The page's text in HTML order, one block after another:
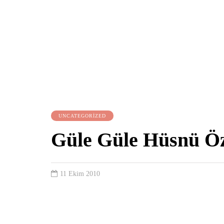
UNCATEGORIZED
Güle Güle Hüsnü
11 Ekim 2010